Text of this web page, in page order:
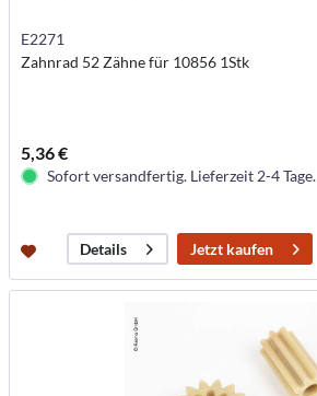
E2271
Zahnrad 52 Zähne für 10856 1Stk
5,36 €
Sofort versandfertig. Lieferzeit 2-4 Tage.
Details Jetzt kaufen